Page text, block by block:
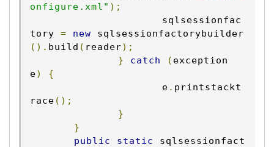
onfigure.xml" );
tory = new sqlsessionfactorybuilder
(). build ( reader);
}
catch ( exception
e)
{
			e
. printstackt
race ();
}
}
public
static
sqlsessionfact